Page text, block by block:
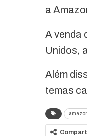
a
A venda
Unidos,
Além
temas
amazon